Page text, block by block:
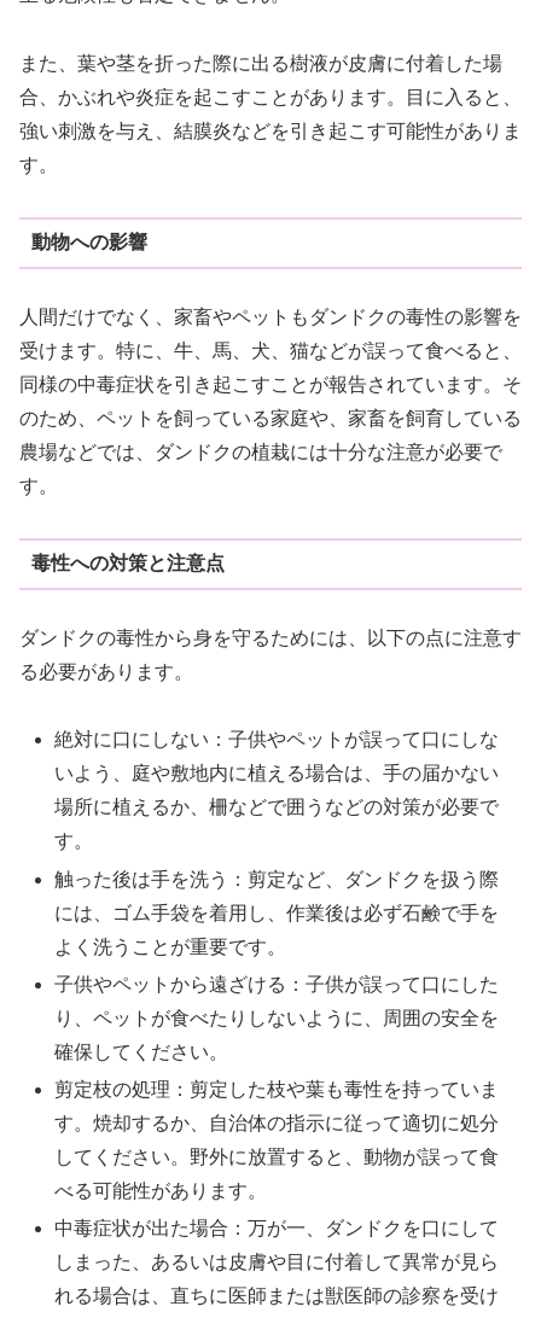
また、葉や茎を折った際に出る樹液が皮膚に付着した場
合、かぶれや炎症を起こすことがあります。目に入ると、
強い刺激を与え、結膜炎などを引き起こす可能性がありま
す。
動物への影響
人間だけでなく、家畜やペットもダンドクの毒性の影響を
受けます。特に、牛、馬、犬、猫などが誤って食べると、
同様の中毒症状を引き起こすことが報告されています。そ
のため、ペットを飼っている家庭や、家畜を飼育している
農場などでは、ダンドクの植栽には十分な注意が必要で
す。
毒性への対策と注意点
ダンドクの毒性から身を守るためには、以下の点に注意す
る必要があります。
絶対に口にしない：子供やペットが誤って口にしな
いよう、庭や敷地内に植える場合は、手の届かない
場所に植えるか、柵などで囲うなどの対策が必要で
す。
触った後は手を洗う：剪定など、ダンドクを扱う際
には、ゴム手袋を着用し、作業後は必ず石鹸で手を
よく洗うことが重要です。
子供やペットから遠ざける：子供が誤って口にした
り、ペットが食べたりしないように、周囲の安全を
確保してください。
剪定枝の処理：剪定した枝や葉も毒性を持っていま
す。焼却するか、自治体の指示に従って適切に処分
してください。野外に放置すると、動物が誤って食
べる可能性があります。
中毒症状が出た場合：万が一、ダンドクを口にして
しまった、あるいは皮膚や目に付着して異常が見ら
れる場合は、直ちに医師または獣医師の診察を受け